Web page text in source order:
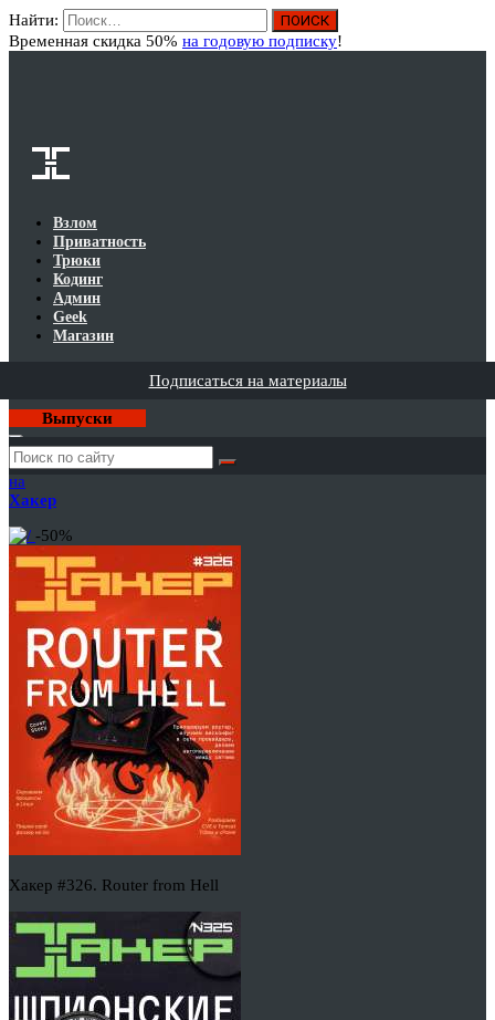
Найти:
Временная скидка 50% на годовую подписку!
Взлом
Приватность
Трюки
Кодинг
Админ
Geek
Магазин
Подписаться на материалы
Выпуски
Годовая
подписка
на
Хакер
-50%
Хакер #326. Router from Hell